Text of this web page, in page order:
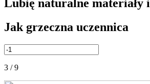
Lubię naturalne materiały
Jak grzeczna uczennica
3 / 9